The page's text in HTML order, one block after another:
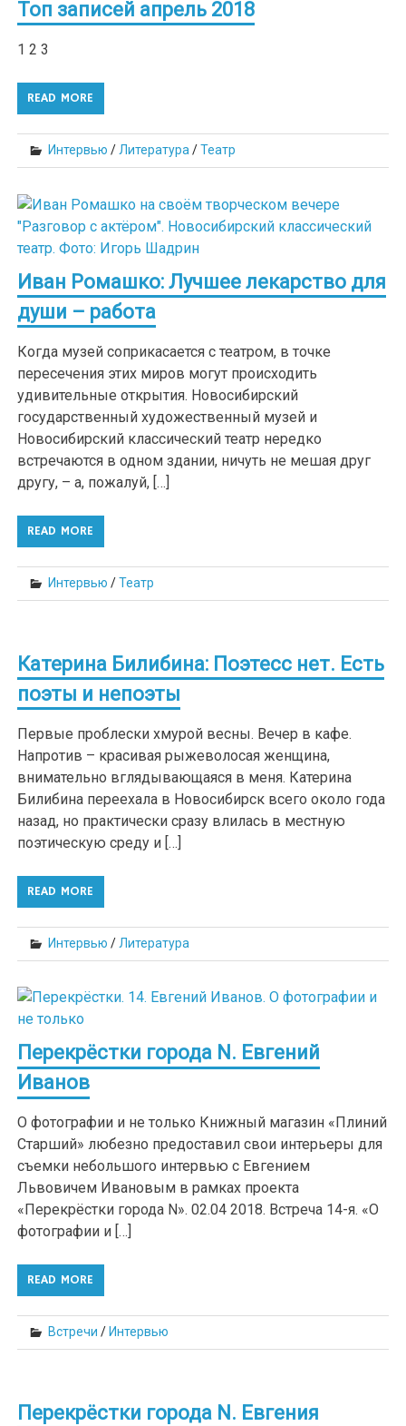
Топ записей апрель 2018
1 2 3
READ MORE
Интервью / Литература /Театр
Иван Ромашко: Лучшее лекарство для
души – работа
Когда музей соприкасается с театром, в точке
пересечения этих миров могут происходить
удивительные открытия. Новосибирский
государственный художественный музей и
Новосибирский классический театр нередко
встречаются в одном здании, ничуть не мешая друг
другу, – а, пожалуй, […]
READ MORE
Интервью /Театр
Катерина Билибина: Поэтесс нет. Есть
поэты и непоэты
Первые проблески хмурой весны. Вечер в кафе.
Напротив – красивая рыжеволосая женщина,
внимательно вглядывающаяся в меня. Катерина
Билибина переехала в Новосибирск всего около года
назад, но практически сразу влилась в местную
поэтическую среду и […]
READ MORE
Интервью / Литература
Перекрёстки города N. Евгений
Иванов
О фотографии и не только Книжный магазин «Плиний
Старший» любезно предоставил свои интерьеры для
съемки небольшого интервью с Евгением
Львовичем Ивановым в рамках проекта
«Перекрёстки города N». 02.04 2018. Встреча 14-я. «О
фотографии и […]
READ MORE
Встречи / Интервью
Перекрёстки города N. Евгения